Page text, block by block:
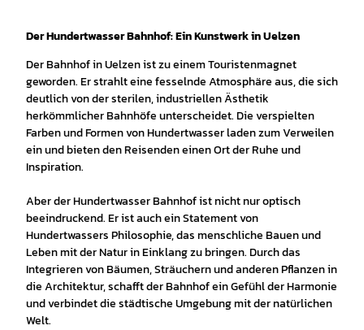
Der Hundertwasser Bahnhof: Ein Kunstwerk in Uelzen
Der Bahnhof in Uelzen ist zu einem Touristenmagnet
geworden. Er strahlt eine fesselnde Atmosphäre aus, die sich
deutlich von der sterilen, industriellen Ästhetik
herkömmlicher Bahnhöfe unterscheidet. Die verspielten
Farben und Formen von Hundertwasser laden zum Verweilen
ein und bieten den Reisenden einen Ort der Ruhe und
Inspiration.
Aber der Hundertwasser Bahnhof ist nicht nur optisch
beeindruckend. Er ist auch ein Statement von
Hundertwassers Philosophie, das menschliche Bauen und
Leben mit der Natur in Einklang zu bringen. Durch das
Integrieren von Bäumen, Sträuchern und anderen Pflanzen in
die Architektur, schafft der Bahnhof ein Gefühl der Harmonie
und verbindet die städtische Umgebung mit der natürlichen
Welt.